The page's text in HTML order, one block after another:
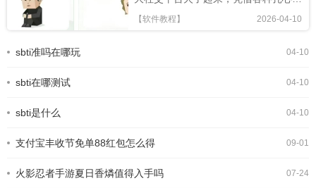
搞笑的精神状态标签，迅速成为年轻人
的新型社交暗号。很多人跟风玩梗，却
么。今天就为大家整理出 SBTI 在线测
松一键测出你的专属人格。SBTI人格
2026-04-10
【软件教程】
04-10
sbti准吗在哪玩
04-10
sbti在哪测试
04-10
sbti是什么
09-01
支付宝丰收节免单88红包怎么得
07-24
火影忍者手游夏日香燐值得入手吗